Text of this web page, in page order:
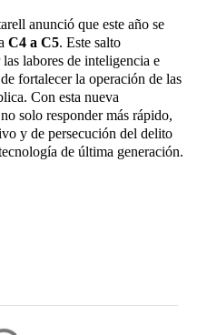
anunció que este año se
C4 a C5. Este salto
labores de inteligencia e
fortalecer la operación de las
Con esta nueva
solo responder más rápido,
y de persecución del delito
de última generación.